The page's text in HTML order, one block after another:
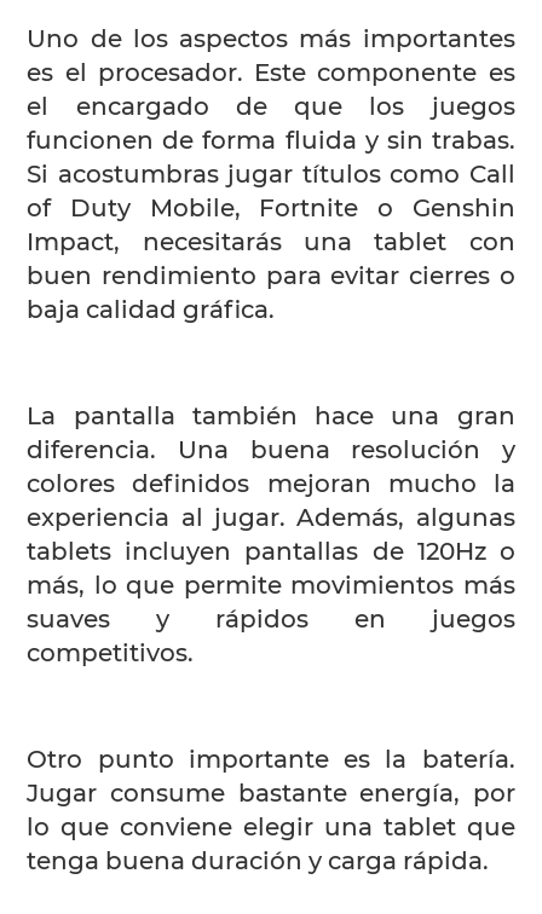
Uno de los aspectos más importantes
es el procesador. Este componente es
el encargado de que los juegos
funcionen de forma fluida y sin trabas.
Si acostumbras jugar títulos como Call
of Duty Mobile, Fortnite o Genshin
Impact, necesitarás una tablet con
buen rendimiento para evitar cierres o
baja calidad gráfica.
La pantalla también hace una gran
diferencia. Una buena resolución y
colores definidos mejoran mucho la
experiencia al jugar. Además, algunas
tablets incluyen pantallas de 120Hz o
más, lo que permite movimientos más
suaves y rápidos en juegos
competitivos.
Otro punto importante es la batería.
Jugar consume bastante energía, por
lo que conviene elegir una tablet que
tenga buena duración y carga rápida.